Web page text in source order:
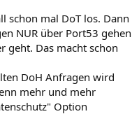
schon mal DoT los. Dann
NUR über Port53 gehen
geht. Das macht schon
DoH Anfragen wird
mehr und mehr
Option